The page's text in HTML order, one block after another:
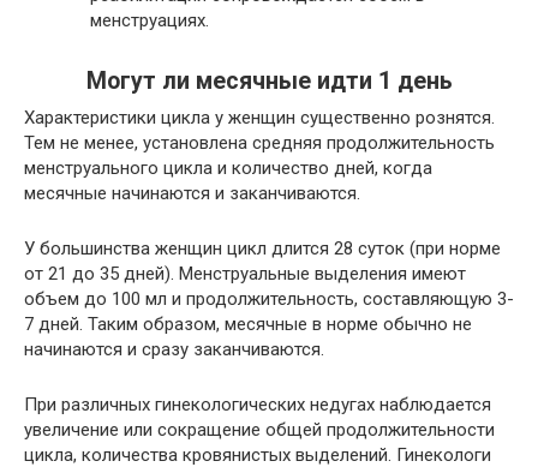
менструациях.
Могут ли месячные идти 1 день
Характеристики цикла у женщин существенно рознятся.
Тем не менее, установлена средняя продолжительность
менструального цикла и количество дней, когда
месячные начинаются и заканчиваются.
У большинства женщин цикл длится 28 суток (при норме
от 21 до 35 дней). Менструальные выделения имеют
объем до 100 мл и продолжительность, составляющую 3-
7 дней. Таким образом, месячные в норме обычно не
начинаются и сразу заканчиваются.
При различных гинекологических недугах наблюдается
увеличение или сокращение общей продолжительности
цикла, количества кровянистых выделений. Гинекологи